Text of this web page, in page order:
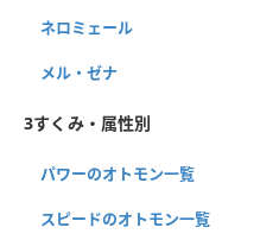
ネロミェール
メル・ゼナ
3すくみ・属性別
パワーのオトモン一覧
スピードのオトモン一覧